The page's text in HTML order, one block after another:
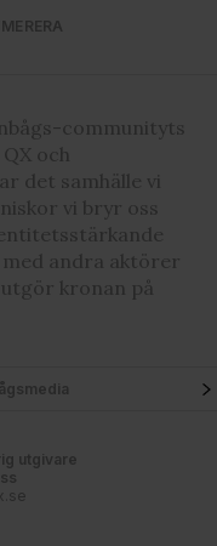
communityts
och
det samhälle vi
vi bryr oss
andra aktörer
kronan på
utgivare